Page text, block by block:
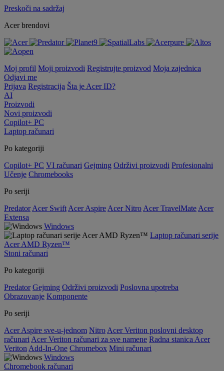
Preskoči na sadržaj
Acer brendovi
Moj profil Moji proizvodi Registrujte proizvod Moja zajednica
Odjavi me
Prijava Registracija Šta je Acer ID?
AI
Proizvodi
Novi proizvodi
Copilot+ PC
Laptop računari
Po kategoriji
Copilot+ PC VI računari Gejming Održivi proizvodi Profesionalni
Učenje Chromebooks
Po seriji
Predator Acer Swift Acer Aspire Acer Nitro Acer TravelMate Acer
Extensa
Windows
Laptop računari serije
Acer AMD Ryzen™
Stoni računari
Po kategoriji
Predator Gejming Održivi proizvodi Poslovna upotreba
Obrazovanje Komponente
Po seriji
Acer Aspire sve-u-jednom Nitro Acer Veriton poslovni desktop
računari Acer Veriton računari za sve namene Radna stanica Acer
Veriton Add-In-One Chromebox Mini računari
Windows
Chromebook računari